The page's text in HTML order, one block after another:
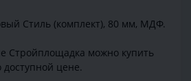
Стиль (комплект), 80 мм, МДФ.
Стройплощадка можно купить
цене.